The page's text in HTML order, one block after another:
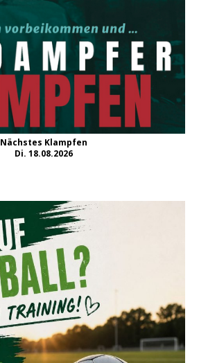
Nächstes Klampfen
Di. 18.08.2026